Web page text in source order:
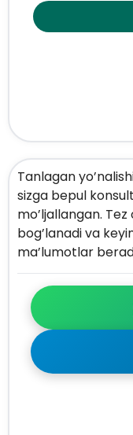
Tanlagan
sizga bepul
mo’ljallangan.
bog’lanadi va
ma’lumotlar